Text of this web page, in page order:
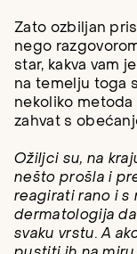
Zato ozbiljan
nego
star, kakva vam
na temelju toga
nekoliko metoda
zahvat s
Ožiljci su, na
nešto prošla i
reagirati rano i s
dermatologija
svaku vrstu. A